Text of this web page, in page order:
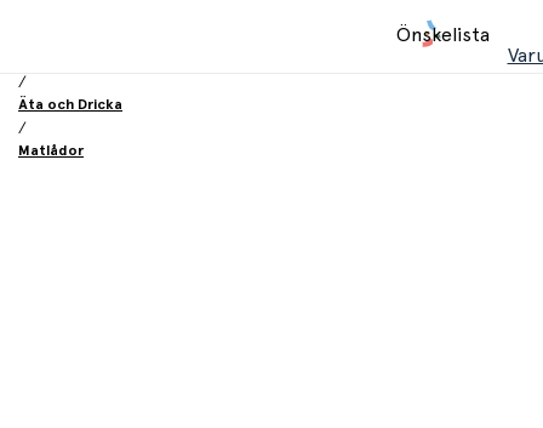
Önskelista
/
Äta och Dricka
/
Matlådor